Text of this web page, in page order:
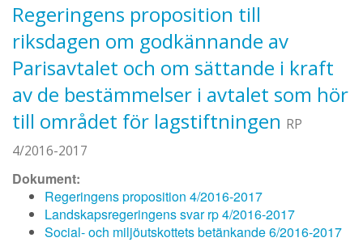
Regeringens proposition till
riksdagen om godkännande av
Parisavtalet och om sättande i kraft
av de bestämmelser i avtalet som hör
till området för lagstiftningen RP
4/2016-2017
Dokument:
Regeringens proposition 4/2016-2017
Landskapsregeringens svar rp 4/2016-2017
Social- och miljöutskottets betänkande 6/2016-2017